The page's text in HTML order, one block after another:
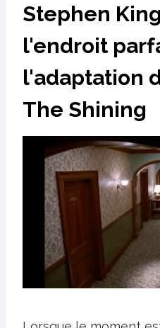
Stephen
l'endroit
l'adaptation
The Shining